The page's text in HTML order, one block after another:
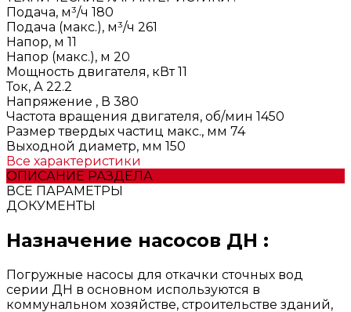
Подача, м³/ч 180
Подача (макс.), м³/ч 261
Напор, м 11
Напор (макс.), м 20
Мощность двигателя, кВт 11
Ток, А 22.2
Напряжение , В 380
Частота вращения двигателя, об/мин 1450
Размер твердых частиц макс., мм 74
Выходной диаметр, мм 150
Все характеристики
ОПИСАНИЕ РАЗДЕЛА
ВСЕ ПАРАМЕТРЫ
ДОКУМЕНТЫ
Назначение насосов ДН :
Погружные насосы для откачки сточных вод
серии ДН в основном используются в
коммунальном хозяйстве, строительстве зданий,